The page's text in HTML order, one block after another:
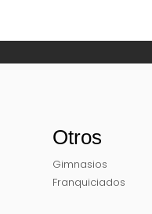
Otros
Gimnasios
Franquiciados